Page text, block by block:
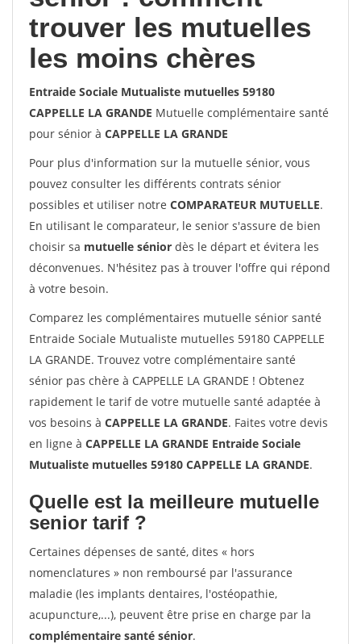
trouver les mutuelles
les moins chères
Entraide Sociale Mutualiste mutuelles 59180
CAPPELLE LA GRANDE Mutuelle complémentaire santé
pour sénior à CAPPELLE LA GRANDE
Pour plus d'information sur la mutuelle sénior, vous
pouvez consulter les différents contrats sénior
possibles et utiliser notre COMPARATEUR MUTUELLE.
En utilisant le comparateur, le senior s'assure de bien
choisir sa mutuelle sénior dès le départ et évitera les
déconvenues. N'hésitez pas à trouver l'offre qui répond
à votre besoin.
Comparez les complémentaires mutuelle sénior santé
Entraide Sociale Mutualiste mutuelles 59180 CAPPELLE
LA GRANDE. Trouvez votre complémentaire santé
sénior pas chère à CAPPELLE LA GRANDE ! Obtenez
rapidement le tarif de votre mutuelle santé adaptée à
vos besoins à CAPPELLE LA GRANDE. Faites votre devis
en ligne à CAPPELLE LA GRANDE Entraide Sociale
Mutualiste mutuelles 59180 CAPPELLE LA GRANDE.
Quelle est la meilleure mutuelle
senior tarif ?
Certaines dépenses de santé, dites « hors
nomenclatures » non remboursé par l'assurance
maladie (les implants dentaires, l'ostéopathie,
acupuncture,...), peuvent être prise en charge par la
complémentaire santé sénior.